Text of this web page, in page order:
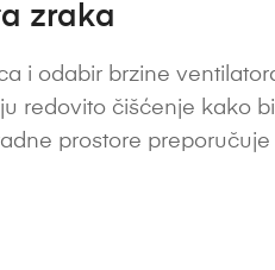
zraka
i odabir brzine
redovito čišćenje kako
prostore